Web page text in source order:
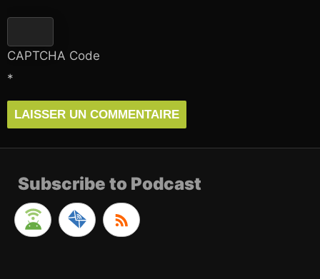
CAPTCHA Code
*
Subscribe to Podcast